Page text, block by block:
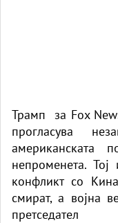
Трамп за Fox
прогласува
американската
непроменета.
конфликт со
смират, а војна
претседател